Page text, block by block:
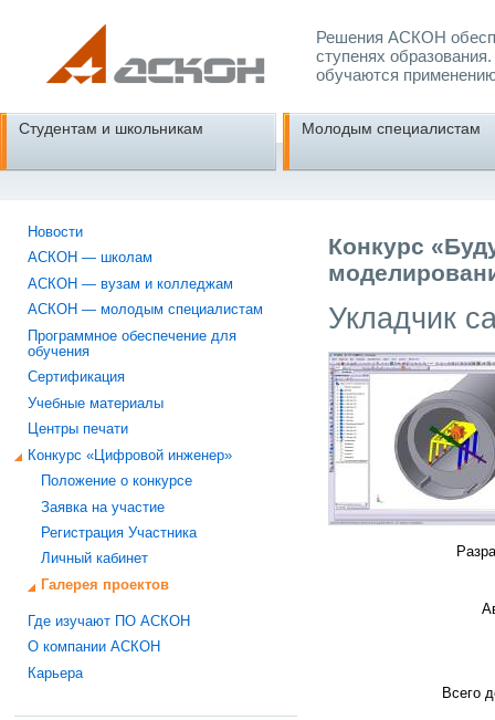
Решения АСКОН
ступенях
обучаются
Студентам и школьникам Молодым специалистам
Новости
АСКОН — школам
АСКОН — вузам и колледжам
АСКОН — молодым специалистам
Программное обеспечение для
обучения
Сертификация
Учебные материалы
Центры печати
Конкурс «Цифровой инженер»
Положение о конкурсе
Заявка на участие
Регистрация Участника
Личный кабинет
Галерея проектов
Где изучают ПО АСКОН
О компании АСКОН
Карьера
Конкурс
Укладчик
Всего